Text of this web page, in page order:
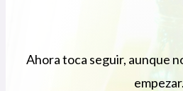
Ahora toca seguir, aunque
empezar.